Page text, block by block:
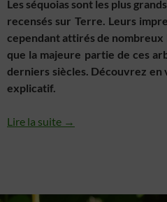
Les séquoias sont les plus
recensés sur Terre. Leurs
cependant attirés de nombreux
que la majeure partie de ces
derniers siècles. Découvrez
explicatif.
Lire la suite →